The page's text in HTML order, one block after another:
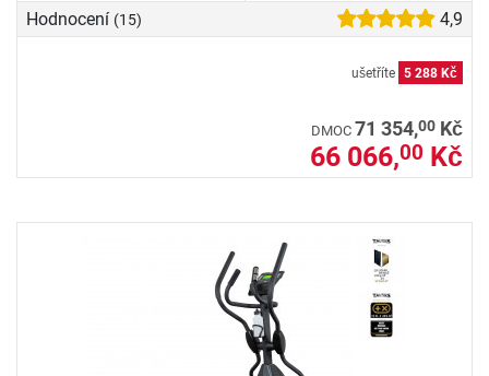
Hodnocení (15) 4,9
ušetříte 5 288 Kč
DMOC 71 354,00 Kč
66 066,00 Kč